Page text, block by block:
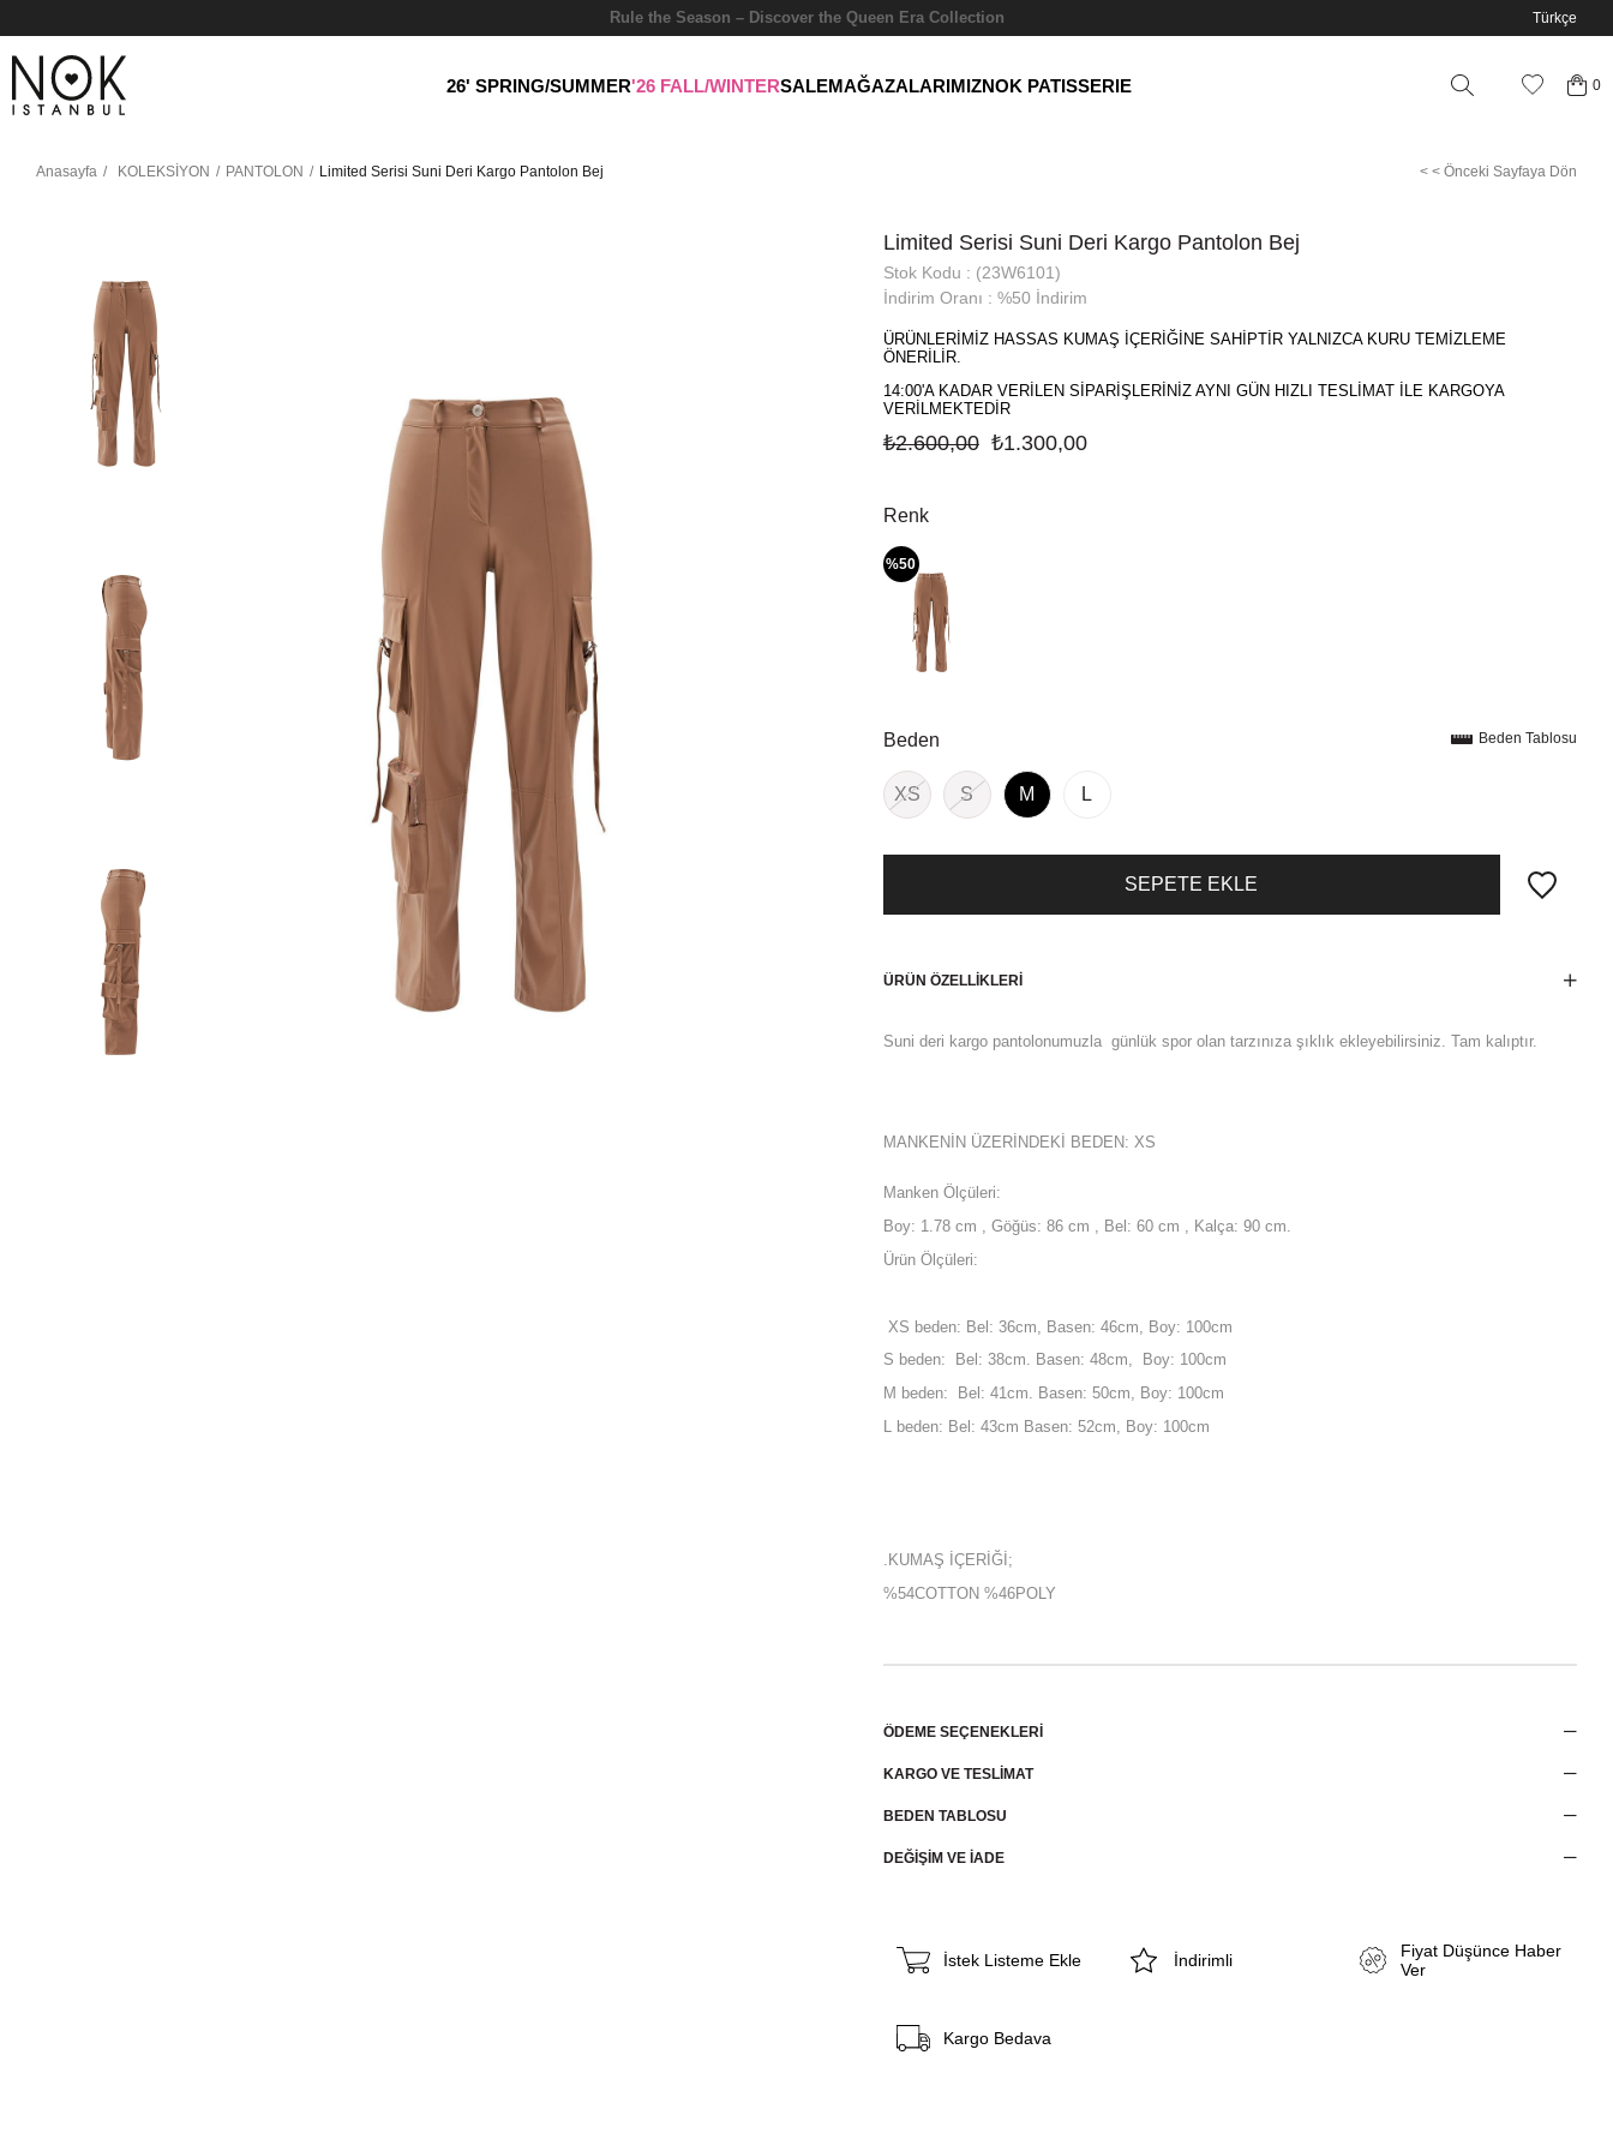
Rule the Season – Discover the Queen Era Collection Türkçe
26' SPRING/SUMMER'26 FALL/WINTERSALEMAĞAZALARIMIZNOK PATISSERIE 0
Anasayfa KOLEKSİYON PANTOLON Limited Serisi Suni Deri Kargo Pantolon Bej < < Önceki Sayfaya Dön
Limited Serisi Suni Deri Kargo Pantolon Bej
Stok Kodu
(23W6101)
İndirim Oranı : %50 İndirim
ÜRÜNLERİMİZ HASSAS KUMAŞ İÇERİĞİNE SAHİPTİR YALNIZCA KURU TEMİZLEME
ÖNERİLİR.
14:00'A KADAR VERİLEN SİPARİŞLERİNİZ AYNI GÜN HIZLI TESLİMAT İLE KARGOYA
VERİLMEKTEDİR
₺2.600,00 ₺1.300,00
Renk
%50
Beden
XS S M L
Beden Tablosu
ÜRÜN ÖZELLIKLERI
Suni deri kargo pantolonumuzla günlük spor olan tarzınıza şıklık ekleyebilirsiniz. Tam kalıptır.
MANKENİN ÜZERİNDEKİ BEDEN: XS
Manken Ölçüleri:
Boy: 1.78 cm , Göğüs: 86 cm , Bel: 60 cm , Kalça: 90 cm.
Ürün Ölçüleri:
XS beden: Bel: 36cm, Basen: 46cm, Boy: 100cm
S beden: Bel: 38cm. Basen: 48cm, Boy: 100cm
M beden: Bel: 41cm. Basen: 50cm, Boy: 100cm
L beden: Bel: 43cm Basen: 52cm, Boy: 100cm
.KUMAŞ İÇERİĞİ;
%54COTTON %46POLY
ÖDEME SEÇENEKLERI
KARGO VE TESLİMAT
BEDEN TABLOSU
DEĞİŞİM VE İADE
İstek Listeme Ekle İndirimli
Fiyat Düşünce Haber
Ver
Kargo Bedava